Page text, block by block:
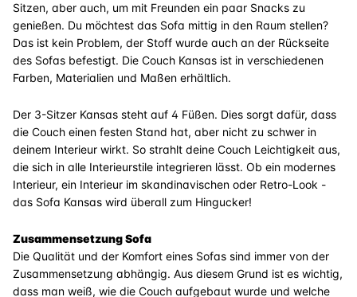
Sitzen, aber auch, um mit Freunden ein paar Snacks zu
genießen. Du möchtest das Sofa mittig in den Raum stellen?
Das ist kein Problem, der Stoff wurde auch an der Rückseite
des Sofas befestigt. Die Couch Kansas ist in verschiedenen
Farben, Materialien und Maßen erhältlich.
Der 3-Sitzer Kansas steht auf 4 Füßen. Dies sorgt dafür, dass
die Couch einen festen Stand hat, aber nicht zu schwer in
deinem Interieur wirkt. So strahlt deine Couch Leichtigkeit aus,
die sich in alle Interieurstile integrieren lässt. Ob ein modernes
Interieur, ein Interieur im skandinavischen oder Retro-Look -
das Sofa Kansas wird überall zum Hingucker!
Zusammensetzung Sofa
Die Qualität und der Komfort eines Sofas sind immer von der
Zusammensetzung abhängig. Aus diesem Grund ist es wichtig,
dass man weiß, wie die Couch aufgebaut wurde und welche